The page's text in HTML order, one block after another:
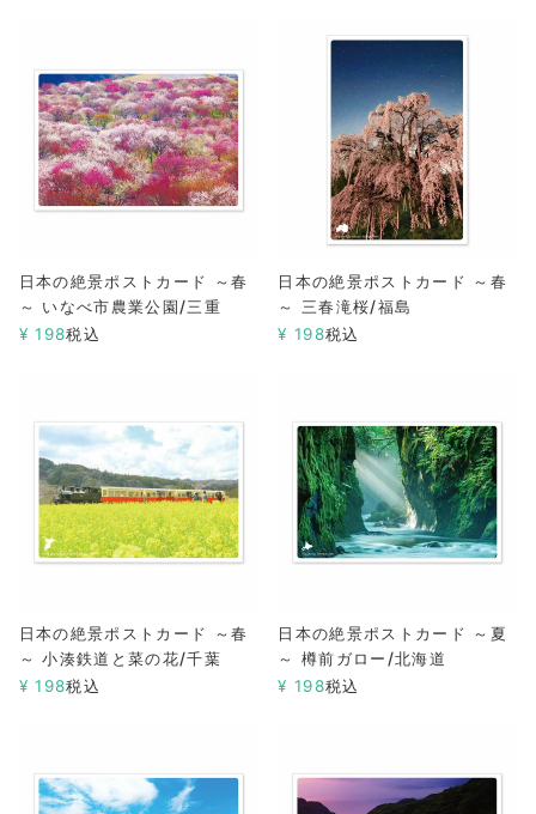
日本の絶景ポストカード ～春
～ いなべ市農業公園/三重
¥ 198税込
日本の絶景ポストカード ～春
～ 三春滝桜/福島
¥ 198税込
日本の絶景ポストカード ～春
～ 小湊鉄道と菜の花/千葉
¥ 198税込
日本の絶景ポストカード ～夏
～ 樽前ガロー/北海道
¥ 198税込